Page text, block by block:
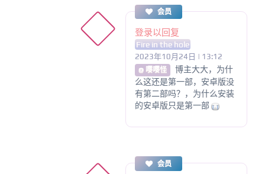
会员
登录以回复
Fire in the hole
2023年10月24日 | 13:12
@ 嘤嘤怪
博主大大，为什
么这还是第一部，安卓版没
有第二部吗？，为什么安装
的安卓版只是第一部
会员